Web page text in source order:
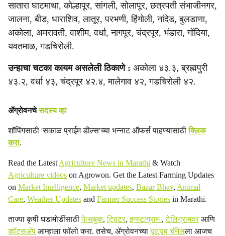
सातारा घाटमाथा, कोल्हापूर, सांगली, सोलापूर, छत्रपती संभाजीनगर,
जालना, बीड, धाराशिव, लातूर, परभणी, हिंगोली, नांदेड, बुलडाणा,
अकोला, अमरावती, वाशीम, वर्धा, नागपूर, चंद्रपूर, भंडारा, गोंदिया,
यवतमाळ, गडचिरोली.
उन्हाचा चटका कायम असलेली ठिकाणे : अकोला ४३.३, ब्रह्मपुरी
४३.२, वर्धा ४३, चंद्रपूर ४२.४, मालेगाव ४२, गडचिरोली ४२.
ॲग्रोवनचेसदस्य व्हा
शॉपिंगसाठी 'सकाळ प्राईम डील्स'च्या भन्नाट ऑफर्स पाहण्यासाठीक्लिक
करा.
Read the Latest Agriculture News in Marathi & Watch
Agriculture videos on Agrowon. Get the Latest Farming Updates
on Market Intelligence, Market updates, Bazar Bhav, Animal
Care, Weather Updates and Farmer Success Stories in Marathi.
ताज्या कृषी घडामोडींसाठीफेसबुक,ट्विटर,इन्स्टाग्राम ,टेलिग्रामवरआणि
व्हॉट्सॲप आम्हाला फॉलो करा. तसेच, ॲग्रोवनच्यायूट्यूब चॅनेलला आजच